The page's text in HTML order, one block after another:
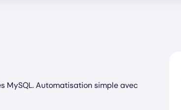
MySQL. Automatisation simple avec